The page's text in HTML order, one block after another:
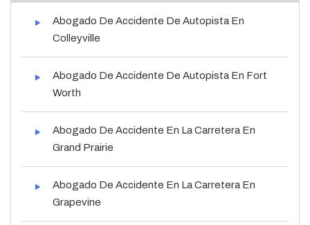
Abogado De Accidente De Autopista En
Colleyville
Abogado De Accidente De Autopista En Fort
Worth
Abogado De Accidente En La Carretera En
Grand Prairie
Abogado De Accidente En La Carretera En
Grapevine